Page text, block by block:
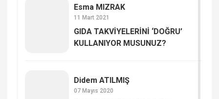
Esma MIZRAK
11 Mart 2021
GIDA TAKVİYELERİNİ ‘DOĞRU’
KULLANIYOR MUSUNUZ?
Didem ATILMIŞ
07 Mayıs 2020